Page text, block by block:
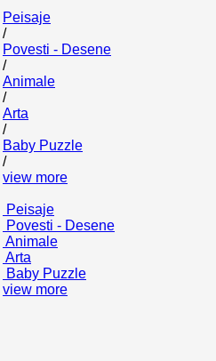
Peisaje
/
Povesti - Desene
/
Animale
/
Arta
/
Baby Puzzle
/
view more
Peisaje
Povesti - Desene
Animale
Arta
Baby Puzzle
view more